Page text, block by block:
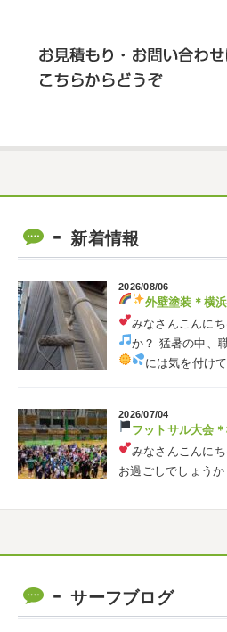
新着情報
2026/08/06
外壁塗装 ＊横
みなさんこんに
か？ 猛暑の中、
には気を付け
2026/07/04
フットサル大会
みなさんこんに
お過ごしでしょう
ベルマーレ
ようと思います
も会えまし
サーフブログ